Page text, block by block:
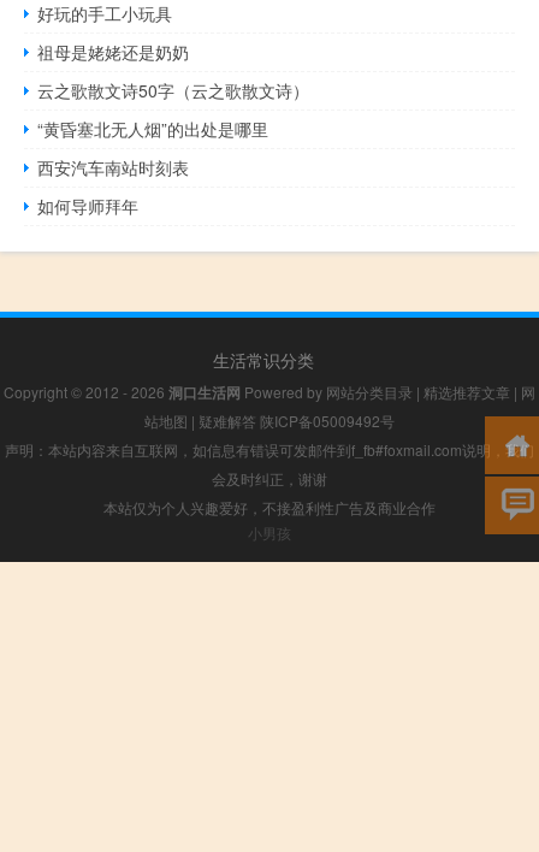
好玩的手工小玩具
祖母是姥姥还是奶奶
云之歌散文诗50字（云之歌散文诗）
“黄昏塞北无人烟”的出处是哪里
西安汽车南站时刻表
如何导师拜年
生活常识分类
Copyright © 2012 - 2026 洞口生活网 Powered by 网站分类目录 | 精选推荐文章 | 网
站地图 | 疑难解答 陕ICP备05009492号
声明：本站内容来自互联网，如信息有错误可发邮件到f_fb#foxmail.com说明，我们
会及时纠正，谢谢
本站仅为个人兴趣爱好，不接盈利性广告及商业合作
小男孩